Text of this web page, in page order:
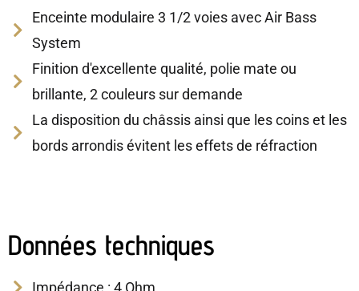
Enceinte modulaire 3 1/2 voies avec Air Bass
System
Finition d'excellente qualité, polie mate ou
brillante, 2 couleurs sur demande
La disposition du châssis ainsi que les coins et les
bords arrondis évitent les effets de réfraction
Données techniques
Impédance : 4 Ohm